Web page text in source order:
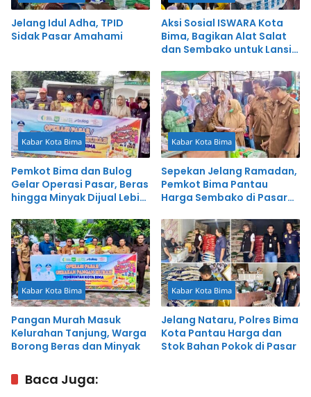
Jelang Idul Adha, TPID
Sidak Pasar Amahami
Aksi Sosial ISWARA Kota
Bima, Bagikan Alat Salat
dan Sembako untuk Lansia
Kabar Kota Bima
Pemkot Bima dan Bulog
Gelar Operasi Pasar, Beras
hingga Minyak Dijual Lebih
Kabar Kota Bima
Sepekan Jelang Ramadan,
Pemkot Bima Pantau
Harga Sembako di Pasar
Kabar Kota Bima
Pangan Murah Masuk
Kelurahan Tanjung, Warga
Borong Beras dan Minyak
Kabar Kota Bima
Jelang Nataru, Polres Bima
Kota Pantau Harga dan
Stok Bahan Pokok di Pasar
Baca Juga: